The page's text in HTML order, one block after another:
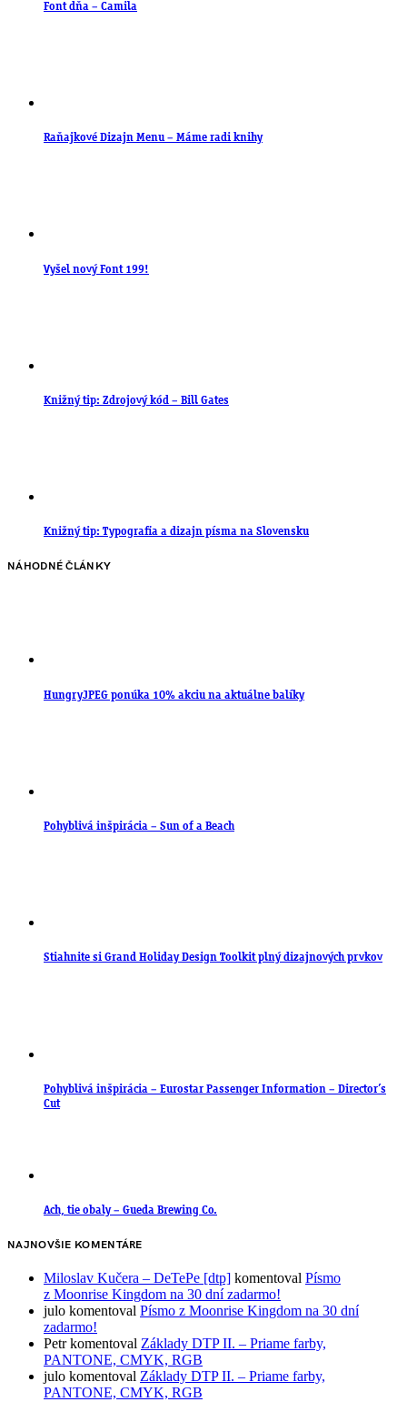
Font dňa – Camila
Raňajkové Dizajn Menu – Máme radi knihy
Vyšel nový Font 199!
Knižný tip: Zdrojový kód – Bill Gates
Knižný tip: Typografia a dizajn písma na Slovensku
NÁHODNÉ ČLÁNKY
HungryJPEG ponúka 10% akciu na aktuálne balíky
Pohyblivá inšpirácia – Sun of a Beach
Stiahnite si Grand Holiday Design Toolkit plný dizajnových prvkov
Pohyblivá inšpirácia – Eurostar Passenger Information – Director’s
Cut
Ach, tie obaly – Gueda Brewing Co.
NAJNOVŠIE KOMENTÁRE
Miloslav Kučera – DeTePe [dtp] komentoval Písmo
z Moonrise Kingdom na 30 dní zadarmo!
julo komentoval Písmo z Moonrise Kingdom na 30 dní
zadarmo!
Petrkomentoval Základy DTP II. – Priame farby,
PANTONE, CMYK, RGB
julo komentoval Základy DTP II. – Priame farby,
PANTONE, CMYK, RGB